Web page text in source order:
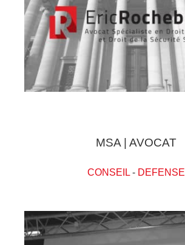
MSA | AVOCAT
CONSEIL- DEFENSE